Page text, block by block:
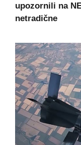
upozornili na
netradične